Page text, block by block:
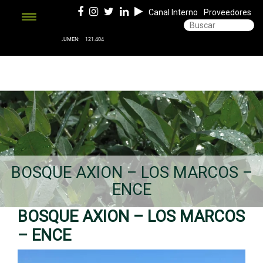
Canal Interno Proveedores
BOSQUE AXION – LOS MARCOS –
ENCE
BOSQUE AXION – LOS MARCOS
– ENCE